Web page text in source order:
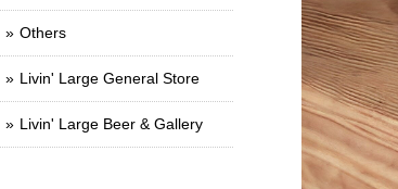
Others
Livin' Large General Store
Livin' Large Beer & Gallery